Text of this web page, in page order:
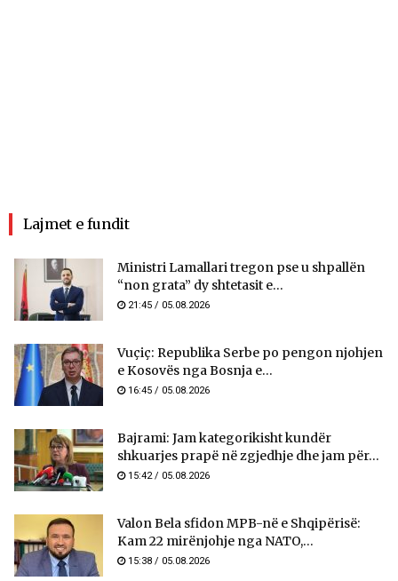
Lajmet e fundit
Ministri Lamallari tregon pse u shpallën
“non grata” dy shtetasit e...
21:45 / 05.08.2026
Vuçiç: Republika Serbe po pengon njohjen
e Kosovës nga Bosnja e...
16:45 / 05.08.2026
Bajrami: Jam kategorikisht kundër
shkuarjes prapë në zgjedhje dhe jam për...
15:42 / 05.08.2026
Valon Bela sfidon MPB-në e Shqipërisë:
Kam 22 mirënjohje nga NATO,...
15:38 / 05.08.2026